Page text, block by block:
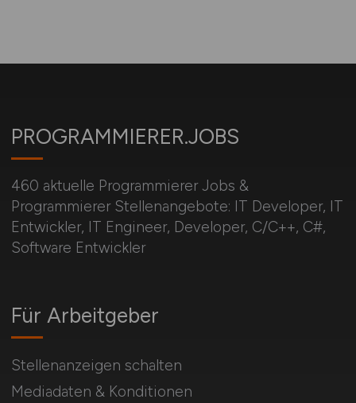
PROGRAMMIERER.JOBS
460 aktuelle Programmierer Jobs &
Programmierer Stellenangebote: IT Developer, IT
Entwickler, IT Engineer, Developer, C/C++, C#,
Software Entwickler
Für Arbeitgeber
Stellenanzeigen schalten
Mediadaten & Konditionen